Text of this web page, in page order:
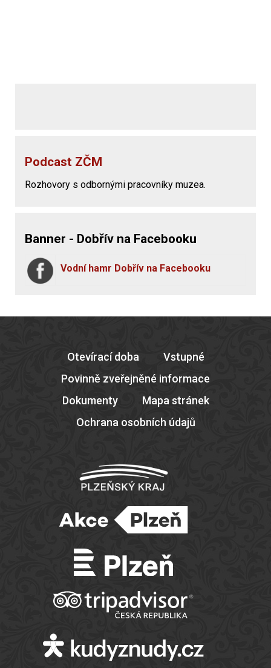
Podcast ZČM
Rozhovory s odbornými pracovníky muzea.
Banner - Dobřív na Facebooku
Vodní hamr Dobřív na Facebooku
Otevírací doba
Vstupné
Povinně zveřejněné informace
Dokumenty
Mapa stránek
Ochrana osobních údajů